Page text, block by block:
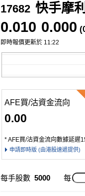
17682 快手摩
0.010 0.000
即時報價更新於 11:22
AFE買/沽資金流向
0.00
* AFE買/沽資金流向數據延遲
申請即時版 (由港股速遞提供)
每手股數 5000 每